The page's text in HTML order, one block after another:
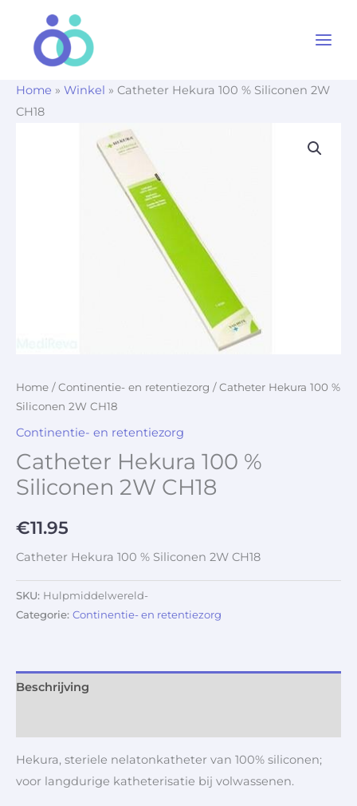
Home » Winkel » Catheter Hekura 100 % Siliconen 2W
CH18
Home /Continentie- en retentiezorg / Catheter Hekura 100 %
Siliconen 2W CH18
Continentie- en retentiezorg
Catheter Hekura 100 %
Siliconen 2W CH18
€11.95
Catheter Hekura 100 % Siliconen 2W CH18
SKU: Hulpmiddelwereld-
Categorie: Continentie- en retentiezorg
Beschrijving
Hekura, steriele nelatonkatheter van 100% siliconen;
voor langdurige katheterisatie bij volwassenen.